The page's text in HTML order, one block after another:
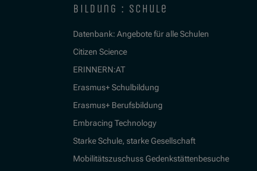
bildung : schule
Datenbank: Angebote für alle Schulen
Citizen Science
ERINNERN:AT
Erasmus+ Schulbildung
Erasmus+ Berufsbildung
Embracing Technology
Starke Schule, starke Gesellschaft
Mobilitätszuschuss Gedenkstättenbesuche